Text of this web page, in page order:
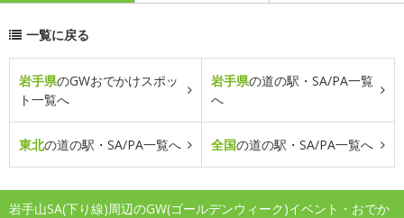
一覧に戻る
岩手県のGWおでかけスポッ
ト一覧へ
岩手県の道の駅・SA/PA一覧
へ
東北の道の駅・SA/PA一覧へ 全国の道の駅・SA/PA一覧へ
岩手山SA(下り線)周辺のGW(ゴールデンウィーク)イベント・おでか